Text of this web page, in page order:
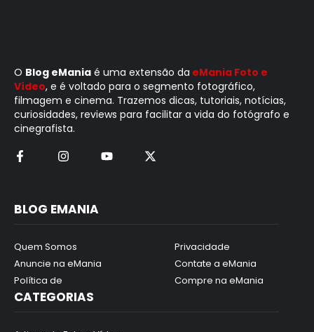
O Blog eMania é uma extensão da eMania Foto e
Vídeo, e é voltado para o segmento fotográfico,
filmagem e cinema. Trazemos dicas, tutoriais, notícias,
curiosidades, reviews para facilitar a vida do fotógrafo e
cinegrafista.
BLOG EMANIA
Quem Somos
Anuncie na eMania
Política de
Privacidade
Contate a eMania
Compre na eMania
CATEGORIAS